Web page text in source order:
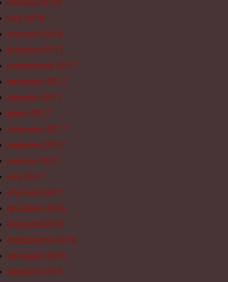
marzec 2018
luty 2018
styczeń 2018
listopad 2017
październik 2017
wrzesień 2017
sierpień 2017
lipiec 2017
czerwiec 2017
kwiecień 2017
marzec 2017
luty 2017
styczeń 2017
grudzień 2016
listopad 2016
październik 2016
wrzesień 2016
sierpień 2016